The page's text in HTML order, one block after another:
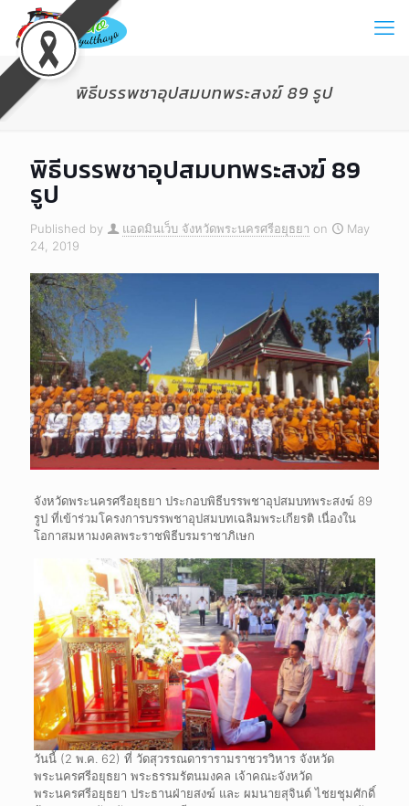
พิธีบรรพชาอุปสมบทพระสงฆ์ 89 รูป
พิธีบรรพชาอุปสมบทพระสงฆ์ 89
รูป
Published by แอดมินเว็บ จังหวัดพระนครศรีอยุธยา on
May
24, 2019
จังหวัดพระนครศรีอยุธยา ประกอบพิธีบรรพชาอุปสมบทพระสงฆ์ 89
รูป ที่เข้าร่วมโครงการบรรพชาอุปสมบทเฉลิมพระเกียรติ เนื่องใน
โอกาสมหามงคลพระราชพิธีบรมราชาภิเษก
วันนี้ (2 พ.ค. 62) ที่ วัดสุวรรณดารารามราชวรวิหาร จังหวัด
พระนครศรีอยุธยา พระธรรมรัตนมงคล เจ้าคณะจังหวัด
พระนครศรีอยุธยา ประธานฝ่ายสงฆ์ และ ผมนายสุจินต์ ไชยชุมศักดิ์